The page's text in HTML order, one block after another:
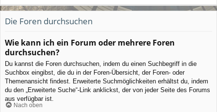
Die Foren durchsuchen
Wie kann ich ein Forum oder mehrere Foren
durchsuchen?
Du kannst die Foren durchsuchen, indem du einen Suchbegriff in die
Suchbox eingibst, die du in der Foren-Übersicht, der Foren- oder
Themenansicht findest. Erweiterte Suchmöglichkeiten erhältst du, indem
du den „Erweiterte Suche“-Link anklickst, der von jeder Seite des Forums
aus verfügbar ist.
Nach oben